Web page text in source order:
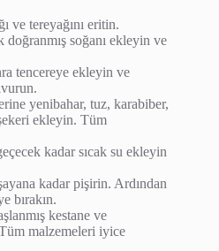
ve tereyağını eritin.
soğanı ekleyin ve
tencereye ekleyin ve
yenibahar, tuz, karabiber,
ekleyin. Tüm
kadar sıcak su ekleyin
kadar pişirin. Ardından
bırakın.
kestane ve
malzemeleri iyice